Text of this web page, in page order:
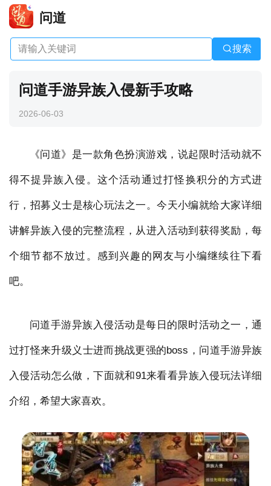
问道
搜索
问道手游异族入侵新手攻略
2026-06-03
《问道》是一款角色扮演游戏，说起限时活动就不
得不提异族入侵。这个活动通过打怪换积分的方式进
行，招募义士是核心玩法之一。今天小编就给大家详细
讲解异族入侵的完整流程，从进入活动到获得奖励，每
个细节都不放过。感到兴趣的网友与小编继续往下看
吧。
问道手游异族入侵活动是每日的限时活动之一，通
过打怪来升级义士进而挑战更强的boss，问道手游异族
入侵活动怎么做，下面就和91来看看异族入侵玩法详细
介绍，希望大家喜欢。